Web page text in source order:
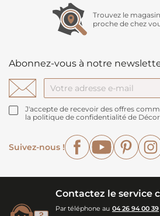
Trouvez le
proche de chez
Abonnez-vous à notre
J'accepte de recevoir des offres
la politique de confidentialité de
Suivez-nous !
FacebookYouTube
Contactez le service
Par téléphone au 04 26 94 00 39